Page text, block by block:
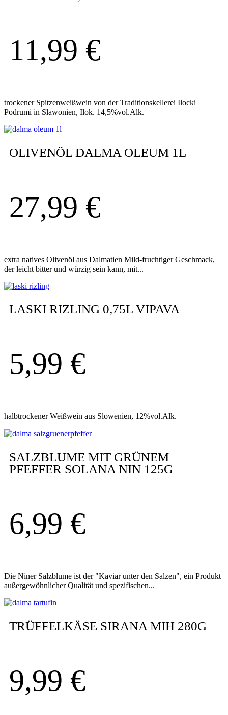
11,99 €
trockener Spitzenweißwein von der Traditionskellerei Ilocki
Podrumi in Slawonien, Ilok. 14,5%vol.Alk.
OLIVENÖL DALMA OLEUM 1L
27,99 €
extra natives Olivenöl aus Dalmatien Mild-fruchtiger Geschmack,
der leicht bitter und würzig sein kann, mit...
LASKI RIZLING 0,75L VIPAVA
5,99 €
halbtrockener Weißwein aus Slowenien, 12%vol.Alk.
SALZBLUME MIT GRÜNEM
PFEFFER SOLANA NIN 125G
6,99 €
Die Niner Salzblume ist der "Kaviar unter den Salzen", ein Produkt
außergewöhnlicher Qualität und spezifischen...
TRÜFFELKÄSE SIRANA MIH 280G
9,99 €